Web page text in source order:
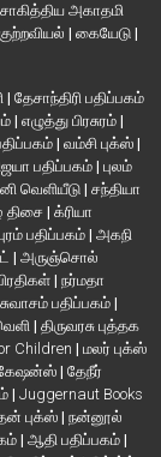
சாகித்திய அகாதமி
| கையேடு |
| தேசாந்திரி பதிப்பகம்
| எழுத்து பிரசுரம் |
| வம்சி புக்ஸ் |
பதிப்பகம்| புலம்
வெளியீடு | சந்தியா
திசை| க்ரியா
பதிப்பகம் | அகநி
| அருஞ்சொல்
| நர்மதா
சுவாசம் பதிப்பகம் |
| திருவரசு புத்தக
Children | மலர் புக்ஸ்
| தேநீர்
| Juggernaut Books
புக்ஸ் | நன்னூல்
| ஆதி பதிப்பகம் |